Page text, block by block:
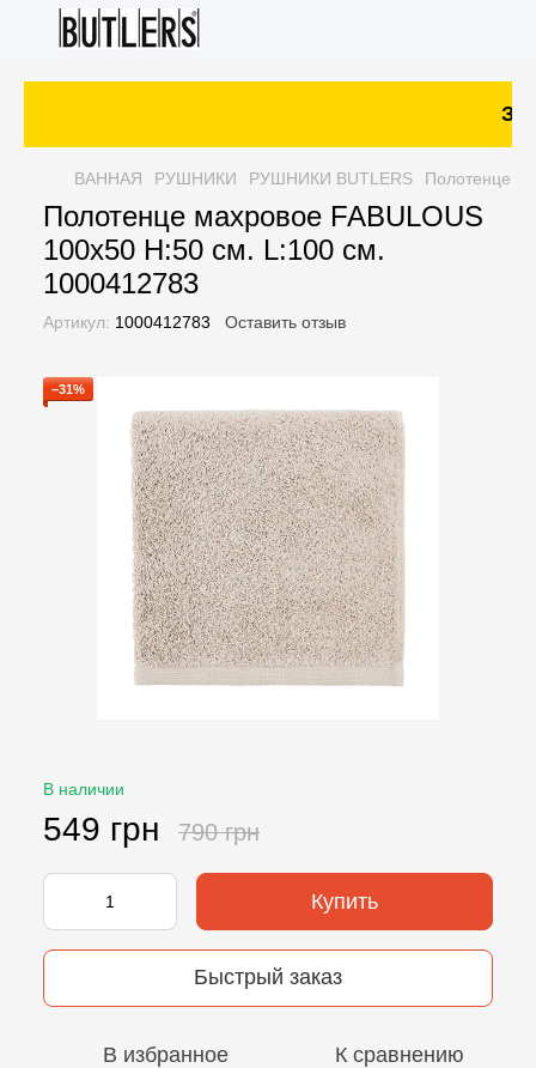
ВАННАЯ РУШНИКИ РУШНИКИ BUTLERS Полотенце
Полотенце махровое FABULOUS
100х50 H:50 см. L:100 см.
1000412783
Артикул: 1000412783 Оставить отзыв
−31%
В наличии
549 грн 790 грн
Купить
Быстрый заказ
В избранное К сравнению